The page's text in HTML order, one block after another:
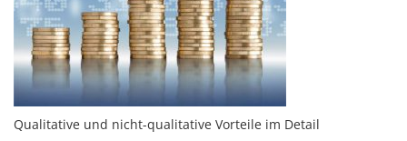
Qualitative und nicht-qualitative Vorteile im Detail